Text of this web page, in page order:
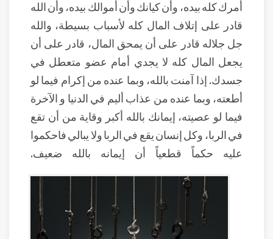
أمرك كله بيده، وأن كيانك وأن أموالك بيده، وأن الله
قادر على إتلاف المال كله لأسباب بسيطة، والله
جل جلاله قادر على أن يمحق المال، قادر على أن
يجعل المال كله لا يجدي أمام عضو متعطل في
جسدك. إذا آمنت بالله، وبما عنده من إكرام فيما لو
أطعته، وبما عنده من عذاب أليم في الدنيا و الآخرة
فيما لو عصيته، إيمانك بالله أكبر وقاية من أن تقع
في الربا، وكل إنسان يقع في الربا ولا يبالي فاحكموا
عليه حكماً قطعياً أن إيمانه بالله ضعيف.